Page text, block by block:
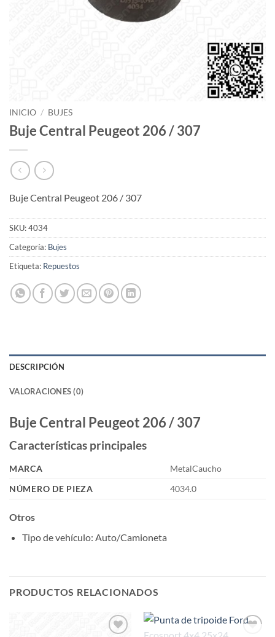
INICIO / BUJES
Buje Central Peugeot 206 / 307
Buje Central Peugeot 206 / 307
SKU:4034
Categoría: Bujes
Etiqueta: Repuestos
DESCRIPCIÓN
VALORACIONES (0)
Buje Central Peugeot 206 / 307
Características principales
MARCA
MetalCaucho
NÚMERO DE PIEZA
4034.0
Otros
Tipo de vehículo: Auto/Camioneta
PRODUCTOS RELACIONADOS